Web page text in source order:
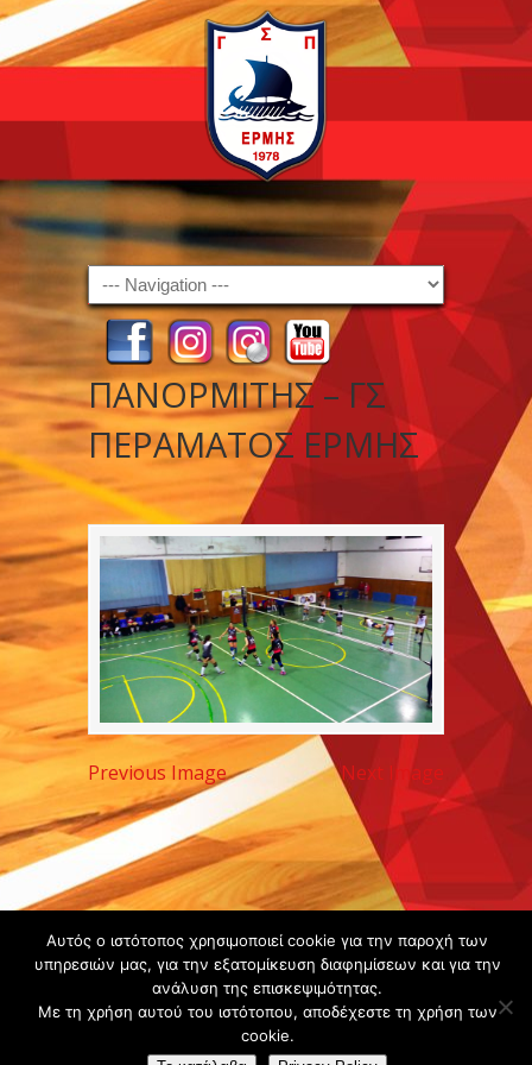
Navigation
ΠΑΝΟΡΜΙΤΗΣ – ΓΣ
ΠΕΡΑΜΑΤΟΣ ΕΡΜΗΣ
Previous Image Next Image
Copyright ©
2020 -
Gsperamatosermis.gr
All rights
reserved. -Όροι
Αυτός ο ιστότοπος χρησιμοποιεί cookie για την παροχή των
υπηρεσιών μας, για την εξατομίκευση διαφημίσεων και για την
ανάλυση της επισκεψιμότητας.
Με τη χρήση αυτού του ιστότοπου, αποδέχεστε τη χρήση των
cookie.